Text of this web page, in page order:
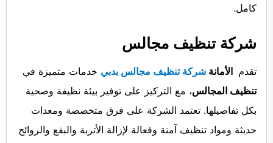
كامل.
شركة تنظيف مجالس
تقدم الأمانة شركة تنظيف مجالس بدبي خدمات متميزة في
تنظيف المجالس، مع التركيز على توفير بيئة نظيفة وصحية
بكل تفاصيلها. تعتمد الشركة على فرق متخصصة ومعدات
حديثة ومواد تنظيف آمنة وفعالة لإزالة الأتربة والبقع والروائح